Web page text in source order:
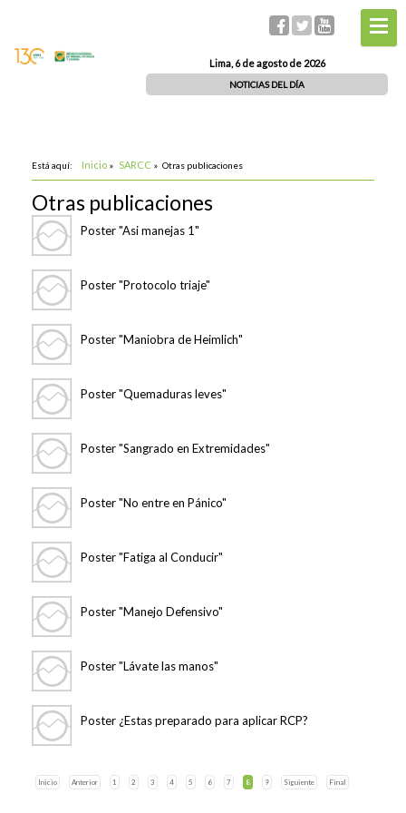
Lima, 6 de agosto de 2026
NOTICIAS DEL DÍA
Está aquí: Inicio » SARCC » Otras publicaciones
Otras publicaciones
Poster "Asi manejas 1"
Poster "Protocolo triaje"
Poster "Maniobra de Heimlich"
Poster "Quemaduras leves"
Poster "Sangrado en Extremidades"
Poster "No entre en Pánico"
Poster "Fatiga al Conducir"
Poster "Manejo Defensivo"
Poster "Lávate las manos"
Poster ¿Estas preparado para aplicar RCP?
Inicio Anterior 1 2 3 4 5 6 7 8 9 Siguiente Final